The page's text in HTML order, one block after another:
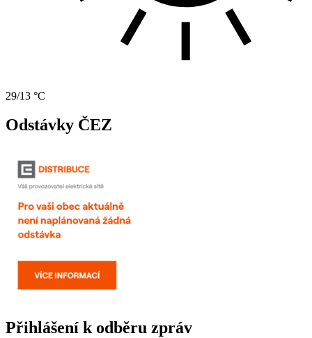
29/13 °C
Odstávky ČEZ
Přihlášení k odběru zpráv